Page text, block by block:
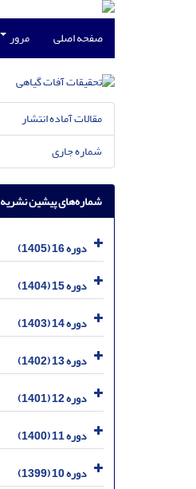
صفحه اصلی مرور
مقالات آماده انتشار
شماره جاری
شماره‌های پیشین نشریه
دوره 16 (1405)
دوره 15 (1404)
دوره 14 (1403)
دوره 13 (1402)
دوره 12 (1401)
دوره 11 (1400)
دوره 10 (1399)